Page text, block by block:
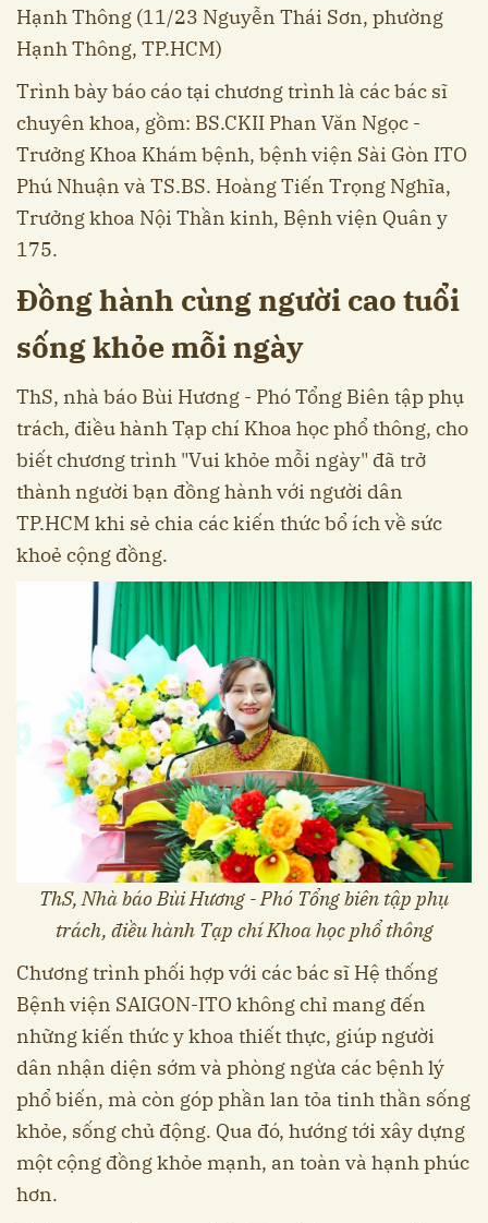
Hạnh Thông (11/23 Nguyễn Thái Sơn, phường
Hạnh Thông, TP.HCM)
Trình bày báo cáo tại chương trình là các bác sĩ
chuyên khoa, gồm: BS.CKII Phan Văn Ngọc -
Trưởng Khoa Khám bệnh, bệnh viện Sài Gòn ITO
Phú Nhuận và TS.BS. Hoàng Tiến Trọng Nghĩa,
Trưởng khoa Nội Thần kinh, Bệnh viện Quân y
175.
Đồng hành cùng người cao tuổi
sống khỏe mỗi ngày
ThS, nhà báo Bùi Hương - Phó Tổng Biên tập phụ
trách, điều hành Tạp chí Khoa học phổ thông, cho
biết chương trình "Vui khỏe mỗi ngày" đã trở
thành người bạn đồng hành với người dân
TP.HCM khi sẻ chia các kiến thức bổ ích về sức
khoẻ cộng đồng.
ThS, Nhà báo Bùi Hương - Phó Tổng biên tập phụ
trách, điều hành Tạp chí Khoa học phổ thông
Chương trình phối hợp với các bác sĩ Hệ thống
Bệnh viện SAIGON-ITO không chỉ mang đến
những kiến thức y khoa thiết thực, giúp người
dân nhận diện sớm và phòng ngừa các bệnh lý
phổ biến, mà còn góp phần lan tỏa tinh thần sống
khỏe, sống chủ động. Qua đó, hướng tới xây dựng
một cộng đồng khỏe mạnh, an toàn và hạnh phúc
hơn.